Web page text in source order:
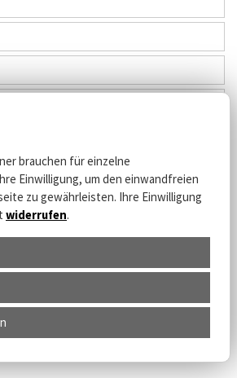
zur Kenntnis
ein, dass meine Angaben zur
und Zuordnung für eventuelle
gespeichert werden.*
können Sie jederzeit mit Wirkung für
uns widerrufen.
*) Pflichtfelder
brauchen für einzelne
Einwilligung, um den einwandfreien
zu gewährleisten. Ihre Einwilligung
widerrufen.